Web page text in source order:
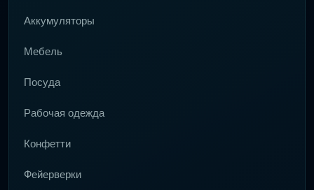
Аккумуляторы
Мебель
Посуда
Рабочая одежда
Конфетти
Фейерверки